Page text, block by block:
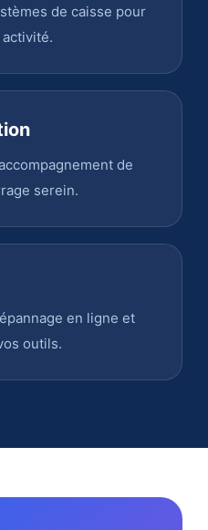
de caisse pour
de
serein.
en ligne et
outils.